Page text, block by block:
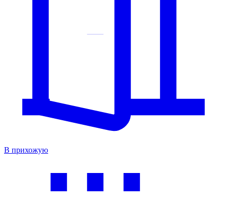
В прихожую